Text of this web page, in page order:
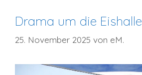
Drama um die Eishalle
25. November 2025 von eM.